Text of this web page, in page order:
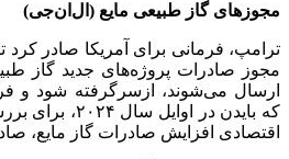
مجوزهای گاز طبیعی مایع (ال‌ان‌جی)
ترامپ، فرمانی برای آمریکا صادر
مجوز صادرات پروژه‌های جدید گاز
ارسال می‌شوند، ازسرگرفته شود و
که بایدن در
اقتصادی افزایش صادرات گاز مایع،